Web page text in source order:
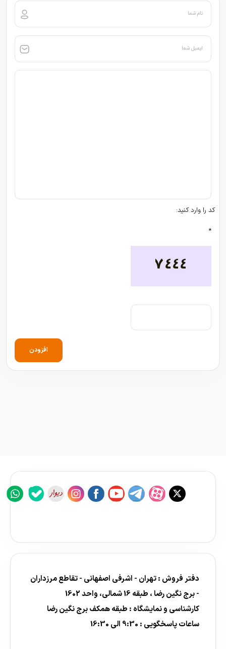
نام شما
ایمیل شما
کد را وارد کنید:
*
افزودن
دفتر فروش : تهران - اشرفی اصفهانی - تقاطع مرزداران
- برج نگین رضا ، طبقه 16 شمالی، واحد 1602
کارشناسی و نمایشگاه : طبقه همکف برج نگین رضا
ساعات پاسخگویی : 9:30 الی 16:30